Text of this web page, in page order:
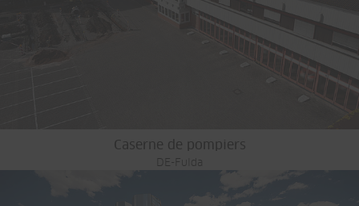
Caserne de pompiers
DE-Fulda